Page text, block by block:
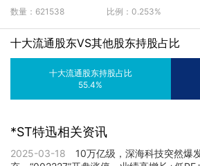
数量：621538 比例：0.253%
十大流通股东VS其他股东持股占比
十大流通股东持股占比
55.4%
*ST特迅相关资讯
2025-03-18
10万亿级，深海科技突然爆